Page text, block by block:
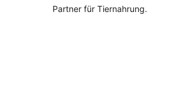
Partner für Tiernahrung.